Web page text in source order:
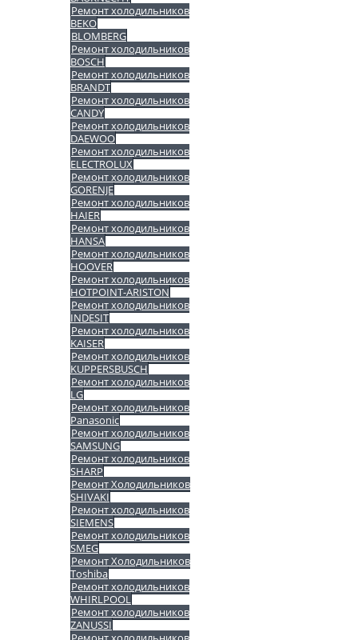
Ремонт холодильников
BEKO
BLOMBERG
Ремонт холодильников
BOSCH
Ремонт холодильников
BRANDT
Ремонт холодильников
CANDY
Ремонт холодильников
DAEWOO
Ремонт холодильников
ELECTROLUX
Ремонт холодильников
GORENJE
Ремонт холодильников
HAIER
Ремонт холодильников
HANSA
Ремонт холодильников
HOOVER
Ремонт холодильников
HOTPOINT-ARISTON
Ремонт холодильников
INDESIT
Ремонт холодильников
KAISER
Ремонт холодильников
KUPPERSBUSCH
Ремонт холодильников
LG
Ремонт холодильников
Panasonic
Ремонт холодильников
SAMSUNG
Ремонт холодильников
SHARP
Ремонт Холодильников
SHIVAKI
Ремонт холодильников
SIEMENS
Ремонт холодильников
SMEG
Ремонт Холодильников
Toshiba
Ремонт холодильников
WHIRLPOOL
Ремонт холодильников
ZANUSSI